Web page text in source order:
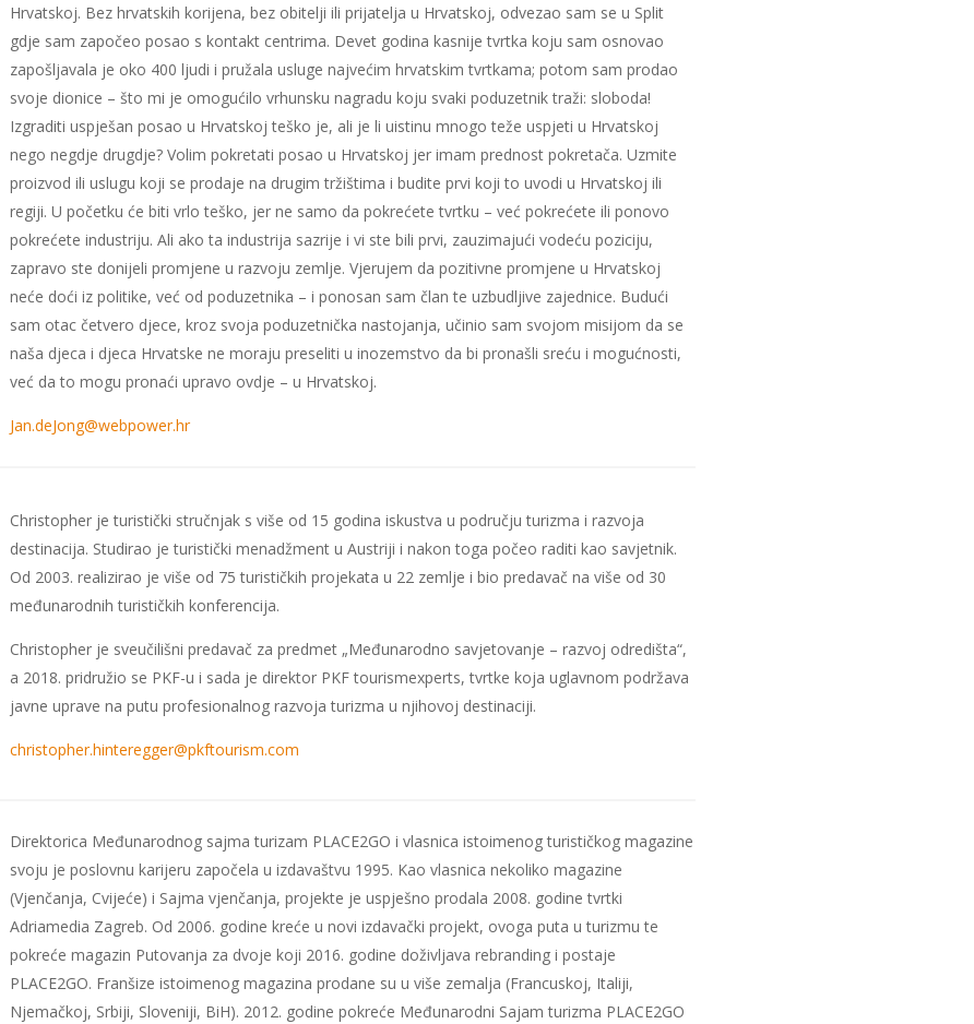
Hrvatskoj. Bez hrvatskih korijena, bez obitelji ili prijatelja u Hrvatskoj, odvezao sam se u Split
gdje sam započeo posao s kontakt centrima. Devet godina kasnije tvrtka koju sam osnovao
zapošljavala je oko 400 ljudi i pružala usluge najvećim hrvatskim tvrtkama; potom sam prodao
svoje dionice – što mi je omogućilo vrhunsku nagradu koju svaki poduzetnik traži: sloboda!
Izgraditi uspješan posao u Hrvatskoj teško je, ali je li uistinu mnogo teže uspjeti u Hrvatskoj
nego negdje drugdje? Volim pokretati posao u Hrvatskoj jer imam prednost pokretača. Uzmite
proizvod ili uslugu koji se prodaje na drugim tržištima i budite prvi koji to uvodi u Hrvatskoj ili
regiji. U početku će biti vrlo teško, jer ne samo da pokrećete tvrtku – već pokrećete ili ponovo
pokrećete industriju. Ali ako ta industrija sazrije i vi ste bili prvi, zauzimajući vodeću poziciju,
zapravo ste donijeli promjene u razvoju zemlje. Vjerujem da pozitivne promjene u Hrvatskoj
neće doći iz politike, već od poduzetnika – i ponosan sam član te uzbudljive zajednice. Budući
sam otac četvero djece, kroz svoja poduzetnička nastojanja, učinio sam svojom misijom da se
naša djeca i djeca Hrvatske ne moraju preseliti u inozemstvo da bi pronašli sreću i mogućnosti,
već da to mogu pronaći upravo ovdje – u Hrvatskoj.
Jan.deJong@webpower.hr
Christopher je turistički stručnjak s više od 15 godina iskustva u području turizma i razvoja
destinacija. Studirao je turistički menadžment u Austriji i nakon toga počeo raditi kao savjetnik.
Od 2003. realizirao je više od 75 turističkih projekata u 22 zemlje i bio predavač na više od 30
međunarodnih turističkih konferencija.
Christopher je sveučilišni predavač za predmet „Međunarodno savjetovanje – razvoj odredišta“,
a 2018. pridružio se PKF-u i sada je direktor PKF tourismexperts, tvrtke koja uglavnom podržava
javne uprave na putu profesionalnog razvoja turizma u njihovoj destinaciji.
christopher.hinteregger@pkftourism.com
Direktorica Međunarodnog sajma turizam PLACE2GO i vlasnica istoimenog turističkog magazine
svoju je poslovnu karijeru započela u izdavaštvu 1995. Kao vlasnica nekoliko magazine
(Vjenčanja, Cvijeće) i Sajma vjenčanja, projekte je uspješno prodala 2008. godine tvrtki
Adriamedia Zagreb. Od 2006. godine kreće u novi izdavački projekt, ovoga puta u turizmu te
pokreće magazin Putovanja za dvoje koji 2016. godine doživljava rebranding i postaje
PLACE2GO. Franšize istoimenog magazina prodane su u više zemalja (Francuskoj, Italiji,
Njemačkoj, Srbiji, Sloveniji, BiH). 2012. godine pokreće Međunarodni Sajam turizma PLACE2GO